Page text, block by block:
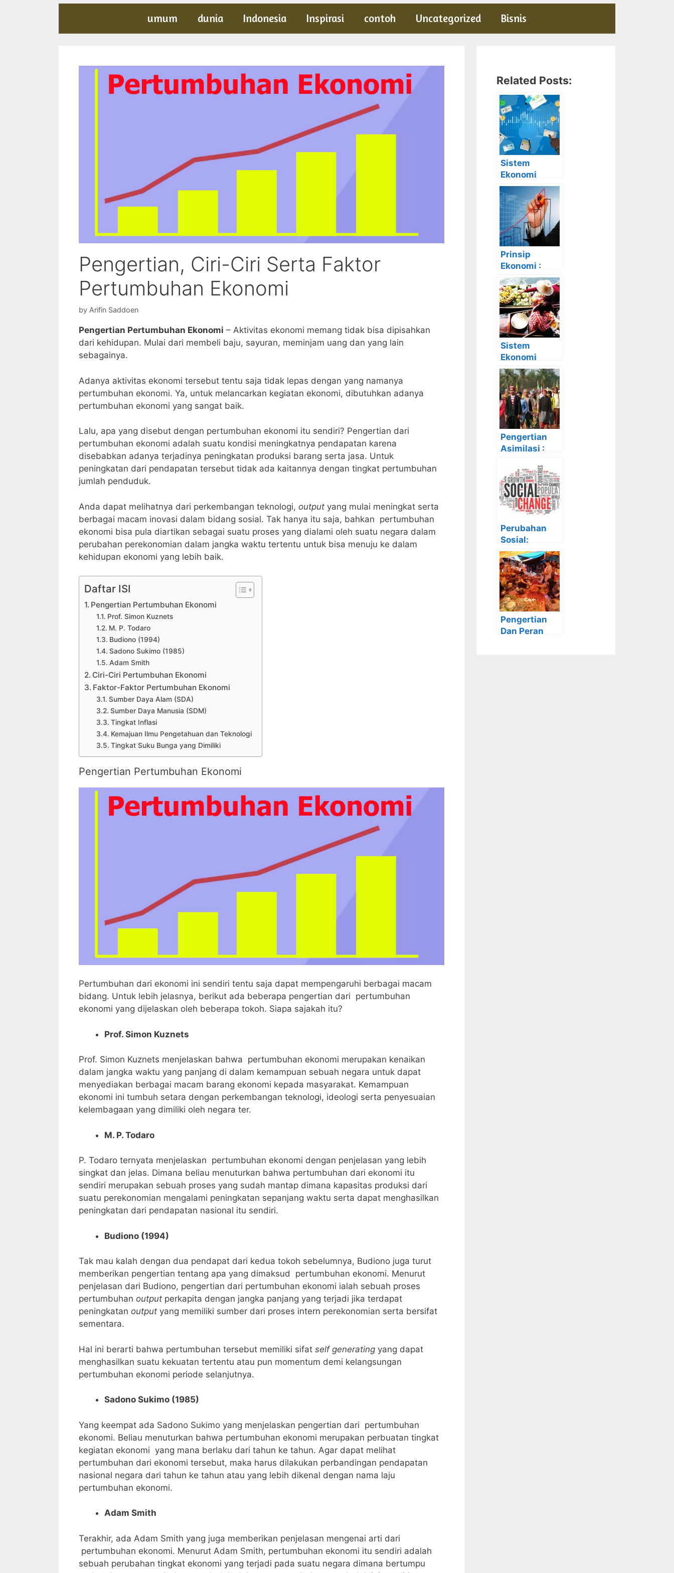
umum dunia Indonesia Inspirasi contoh Uncategorized Bisnis
Pengertian, Ciri-Ciri Serta Faktor
Pertumbuhan Ekonomi
by Arifin Saddoen
Pengertian Pertumbuhan Ekonomi – Aktivitas ekonomi memang tidak bisa dipisahkan
dari kehidupan. Mulai dari membeli baju, sayuran, meminjam uang dan yang lain
sebagainya.
Adanya aktivitas ekonomi tersebut tentu saja tidak lepas dengan yang namanya
pertumbuhan ekonomi. Ya, untuk melancarkan kegiatan ekonomi, dibutuhkan adanya
pertumbuhan ekonomi yang sangat baik.
Lalu, apa yang disebut dengan pertumbuhan ekonomi itu sendiri? Pengertian dari
pertumbuhan ekonomi adalah suatu kondisi meningkatnya pendapatan karena
disebabkan adanya terjadinya peningkatan produksi barang serta jasa. Untuk
peningkatan dari pendapatan tersebut tidak ada kaitannya dengan tingkat pertumbuhan
jumlah penduduk.
Anda dapat melihatnya dari perkembangan teknologi, output yang mulai meningkat serta
berbagai macam inovasi dalam bidang sosial. Tak hanya itu saja, bahkan pertumbuhan
ekonomi bisa pula diartikan sebagai suatu proses yang dialami oleh suatu negara dalam
perubahan perekonomian dalam jangka waktu tertentu untuk bisa menuju ke dalam
kehidupan ekonomi yang lebih baik.
Daftar ISI
Pengertian Pertumbuhan Ekonomi
Prof. Simon Kuznets
M. P. Todaro
Budiono (1994)
Sadono Sukimo (1985)
Adam Smith
Ciri-Ciri Pertumbuhan Ekonomi
Faktor-Faktor Pertumbuhan Ekonomi
Sumber Daya Alam (SDA)
Sumber Daya Manusia (SDM)
Tingkat Inflasi
Kemajuan Ilmu Pengetahuan dan Teknologi
Tingkat Suku Bunga yang Dimiliki
Pengertian Pertumbuhan Ekonomi
Pertumbuhan dari ekonomi ini sendiri tentu saja dapat mempengaruhi berbagai macam
bidang. Untuk lebih jelasnya, berikut ada beberapa pengertian dari pertumbuhan
ekonomi yang dijelaskan oleh beberapa tokoh. Siapa sajakah itu?
Prof. Simon Kuznets
Prof. Simon Kuznets menjelaskan bahwa pertumbuhan ekonomi merupakan kenaikan
dalam jangka waktu yang panjang di dalam kemampuan sebuah negara untuk dapat
menyediakan berbagai macam barang ekonomi kepada masyarakat. Kemampuan
ekonomi ini tumbuh setara dengan perkembangan teknologi, ideologi serta penyesuaian
kelembagaan yang dimiliki oleh negara ter.
M. P. Todaro
P. Todaro ternyata menjelaskan pertumbuhan ekonomi dengan penjelasan yang lebih
singkat dan jelas. Dimana beliau menuturkan bahwa pertumbuhan dari ekonomi itu
sendiri merupakan sebuah proses yang sudah mantap dimana kapasitas produksi dari
suatu perekonomian mengalami peningkatan sepanjang waktu serta dapat menghasilkan
peningkatan dari pendapatan nasional itu sendiri.
Budiono (1994)
Tak mau kalah dengan dua pendapat dari kedua tokoh sebelumnya, Budiono juga turut
memberikan pengertian tentang apa yang dimaksud pertumbuhan ekonomi. Menurut
penjelasan dari Budiono, pengertian dari pertumbuhan ekonomi ialah sebuah proses
pertumbuhan output perkapita dengan jangka panjang yang terjadi jika terdapat
peningkatan output yang memiliki sumber dari proses intern perekonomian serta bersifat
sementara.
Hal ini berarti bahwa pertumbuhan tersebut memiliki sifat self generating yang dapat
menghasilkan suatu kekuatan tertentu atau pun momentum demi kelangsungan
pertumbuhan ekonomi periode selanjutnya.
Sadono Sukimo (1985)
Yang keempat ada Sadono Sukimo yang menjelaskan pengertian dari pertumbuhan
ekonomi. Beliau menuturkan bahwa pertumbuhan ekonomi merupakan perbuatan tingkat
kegiatan ekonomi yang mana berlaku dari tahun ke tahun. Agar dapat melihat
pertumbuhan dari ekonomi tersebut, maka harus dilakukan perbandingan pendapatan
nasional negara dari tahun ke tahun atau yang lebih dikenal dengan nama laju
pertumbuhan ekonomi.
Adam Smith
Terakhir, ada Adam Smith yang juga memberikan penjelasan mengenai arti dari
pertumbuhan ekonomi. Menurut Adam Smith, pertumbuhan ekonomi itu sendiri adalah
sebuah perubahan tingkat ekonomi yang terjadi pada suatu negara dimana bertumpu
Related Posts:
Sistem
Ekonomi
Campuran:
Pengertian,
Ciri,
Kelebihan dan
Kekurangan
Prinsip
Ekonomi :
Pengertian,
Ciri-Ciri,
Prinsip dan
Tujuannya
Sistem
Ekonomi
Tradisional :
Ciri-Ciri
beserta
Kelebihan dan
Kekurangan
Pengertian
Asimilasi :
Syarat,
Contoh dan
Faktor
Pendorongny
Perubahan
Sosial:
Pengertian,
Teori, Faktor,
Ciri-Ciri,
Bentuk dan
Dampaknya
Pengertian
Dan Peran